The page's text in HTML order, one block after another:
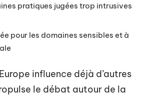
pratiques jugées trop intrusives
pour les domaines sensibles et à
influence déjà d’autres
le débat autour de la